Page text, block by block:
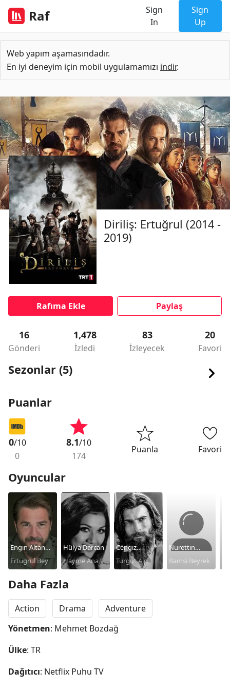
Raf
Sign
In
Sign
Up
Web yapım aşamasındadır.
En iyi deneyim için mobil uygulamamızı indir.
Diriliş: Ertuğrul (2014 -
2019)
Rafıma Ekle Paylaş
16
Gönderi
1,478
İzledi
83
İzleyecek
20
Favori
Sezonlar (5)
Puanlar
0/10
0
8.1/10
174
Puanla Favori
Oyuncular
Engin Altan
Düzyatan
Ertugrul Bey
Hülya Darcan
Hayme Ana
Cengiz
Coskun
Turgut Alp
Nurettin
Sönmez
Bamsi Beyrek
Daha Fazla
Action Drama
Adventure
Yönetmen: Mehmet Bozdağ
Ülke: TR
Dağıtıcı: Netflix Puhu TV